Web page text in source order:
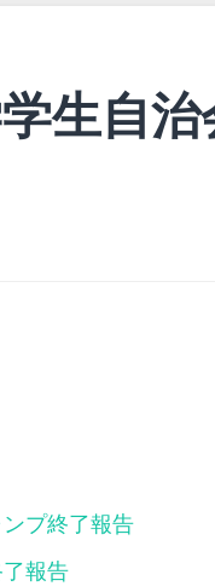
生自
プ終了報告
報告